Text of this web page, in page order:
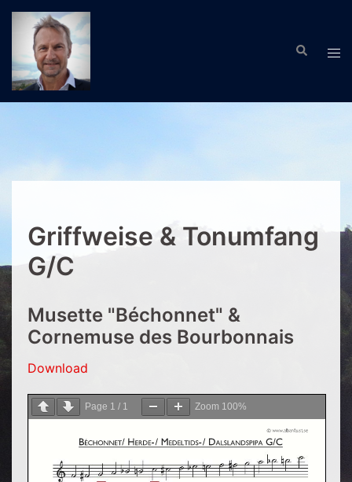
Zum
springen
Suche
Griffweise & Tonumfang
G/C
Musette "Béchonnet" &
Cornemuse des Bourbonnais
Download
Page 1 / 1 Zoom 100%